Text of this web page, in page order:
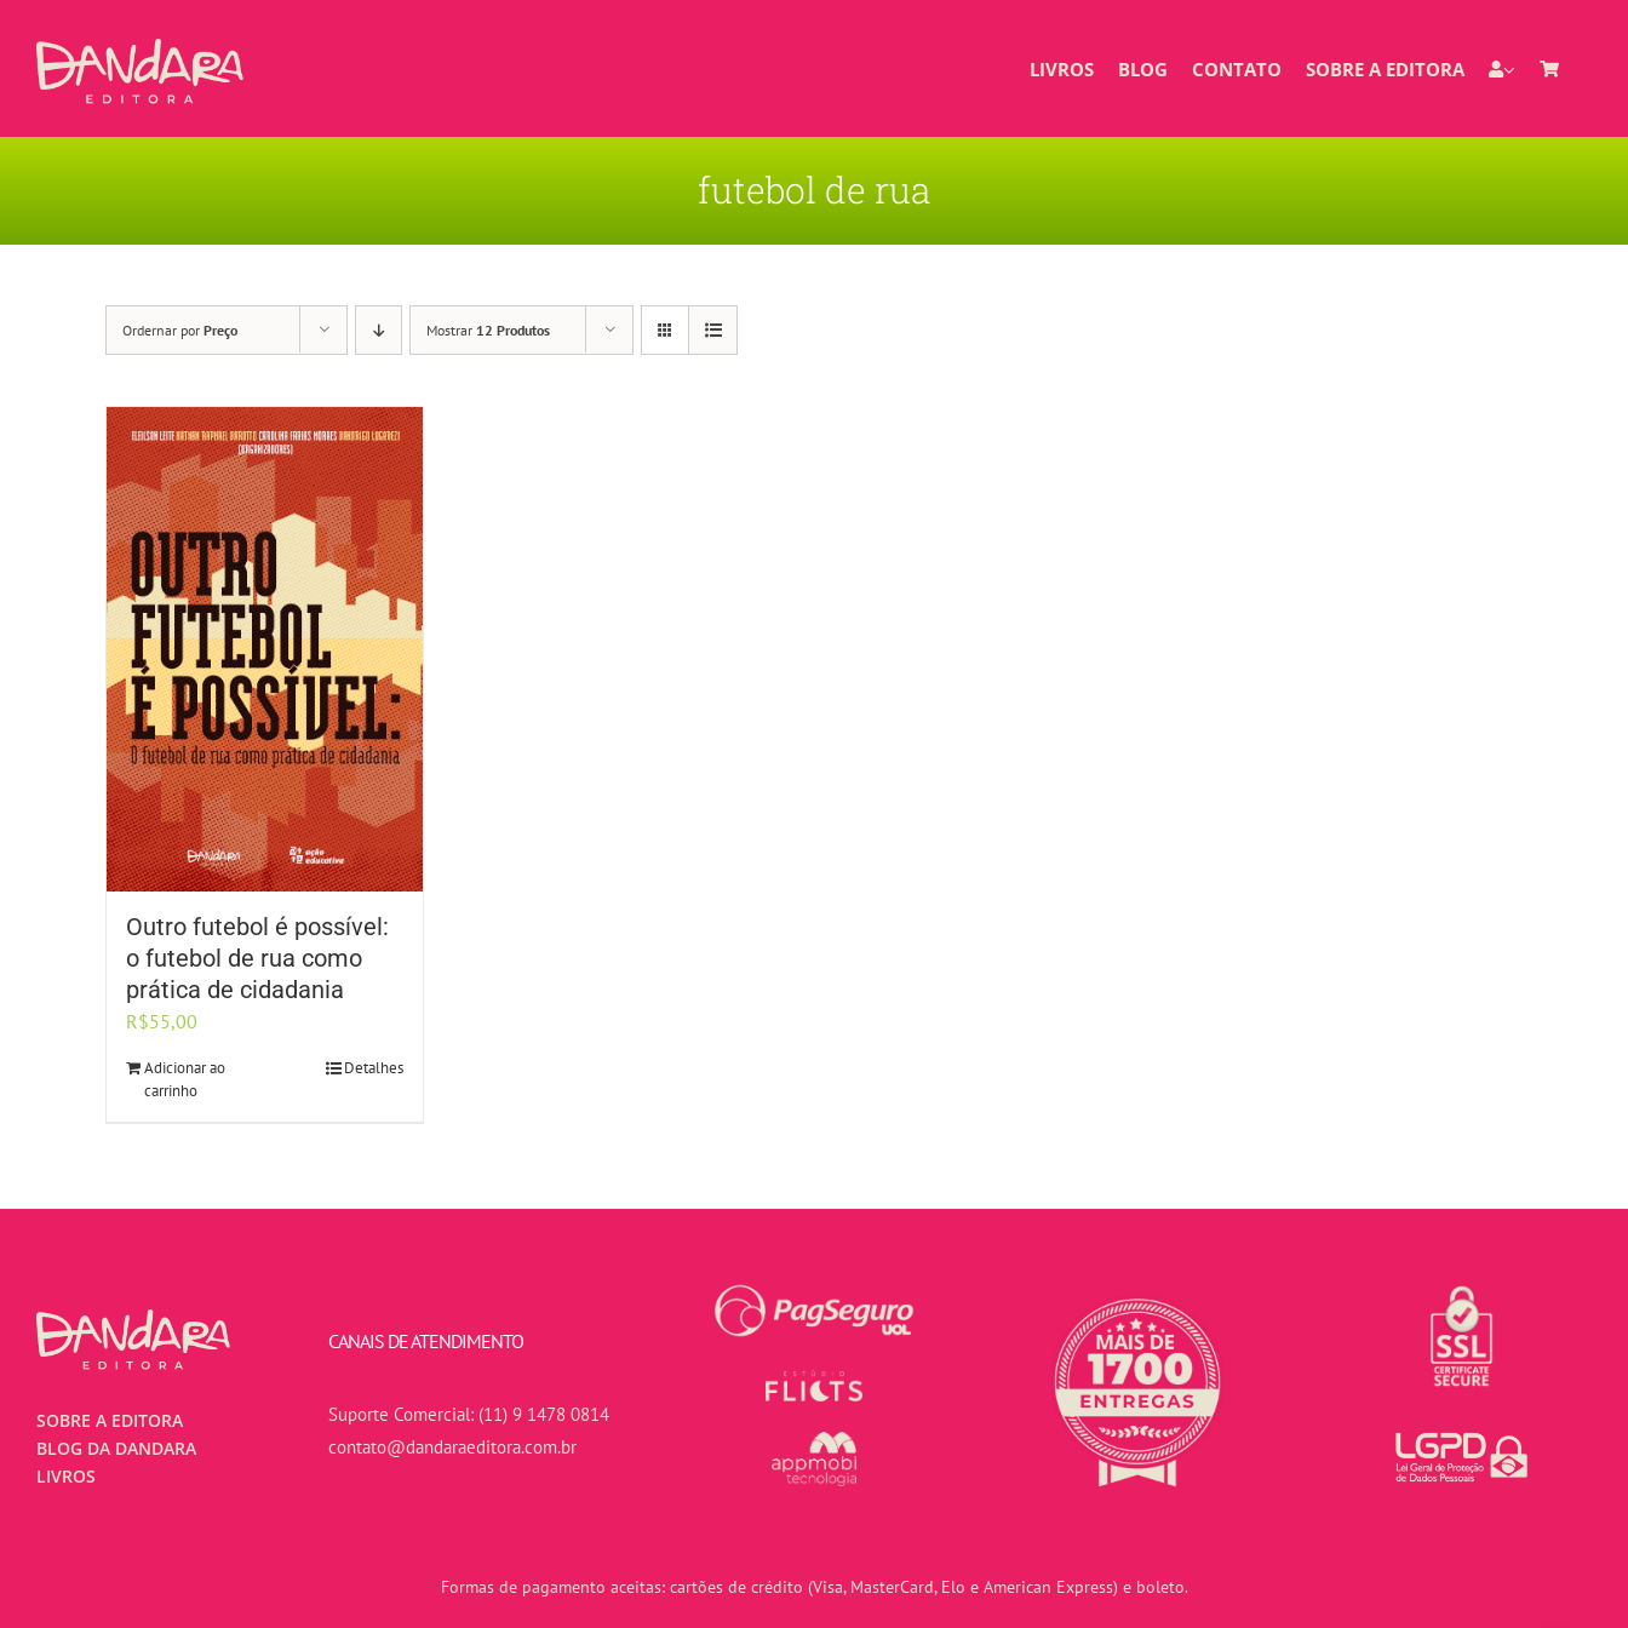
LIVROS BLOG CONTATO SOBRE A EDITORA
futebol de rua
Ordernar por Preço Mostrar 12 Produtos
Outro futebol é possível:
o futebol de rua como
prática de cidadania
R$55,00
Adicionar ao
carrinho
Detalhes
SOBRE A EDITORA
BLOG DA DANDARA
LIVROS
CANAIS DE ATENDIMENTO
Suporte Comercial: (11) 9 1478 0814
contato@dandaraeditora.com.br
Formas de pagamento aceitas: cartões de crédito (Visa, MasterCard, Elo e American Express) e boleto.